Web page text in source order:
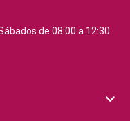
de 08:00 a 12:30